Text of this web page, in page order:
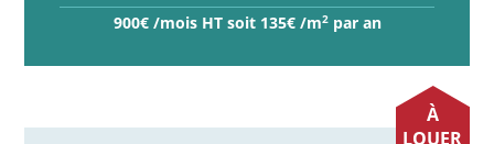
900€ /mois HT soit 135€ /m2par an
À
LOUER